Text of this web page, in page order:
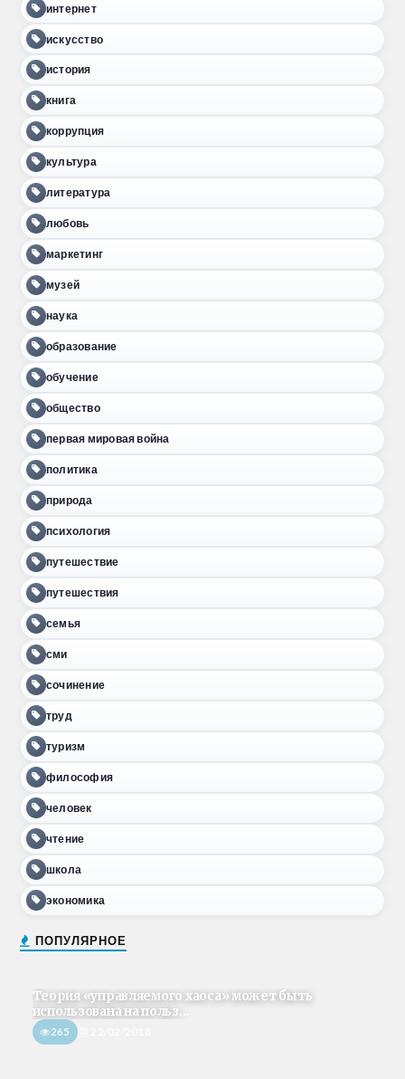
интернет
искусство
история
книга
коррупция
культура
литература
любовь
маркетинг
музей
наука
образование
обучение
общество
первая мировая война
политика
природа
психология
путешествие
путешествия
семья
сми
сочинение
труд
туризм
философия
человек
чтение
школа
экономика
ПОПУЛЯРНОЕ
Теория «управляемого хаоса» может быть
использована на польз...
265